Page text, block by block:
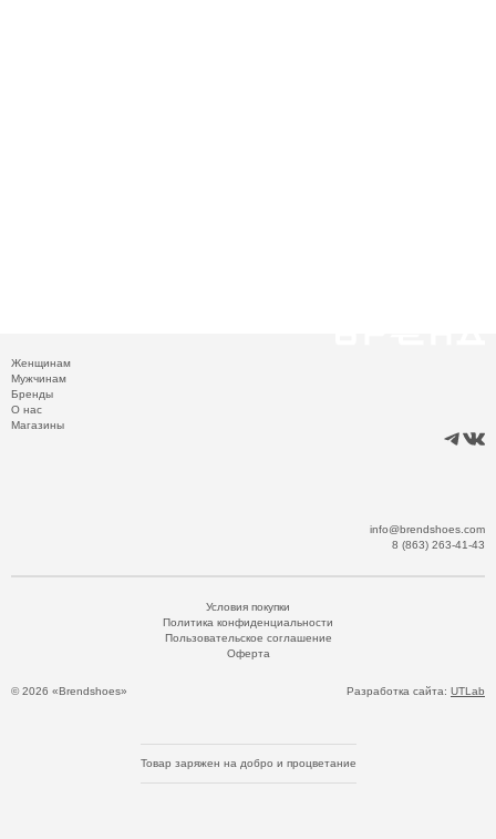
Женщинам
Мужчинам
Бренды
О нас
Магазины
info@brendshoes.com
8 (863) 263-41-43
© 2026 «Brendshoes»
Условия покупки
Политика конфиденциальности
Пользовательское соглашение
Оферта
Разработка сайта: UTLab
Товар заряжен на добро и процветание